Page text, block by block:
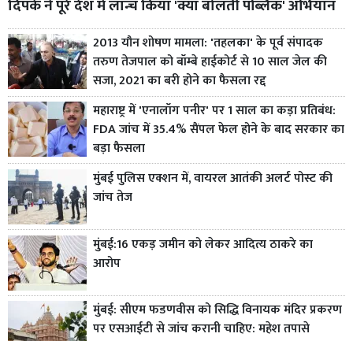
दिपके ने पूरे देश में लॉन्च किया 'क्या बोलती पब्लिक' अभियान
2013 यौन शोषण मामला: 'तहलका' के पूर्व संपादक
तरुण तेजपाल को बॉम्बे हाईकोर्ट से 10 साल जेल की
सजा, 2021 का बरी होने का फैसला रद्द
महाराष्ट्र में 'एनालॉग पनीर' पर 1 साल का कड़ा प्रतिबंध:
FDA जांच में 35.4% सैंपल फेल होने के बाद सरकार का
बड़ा फैसला
मुंबई पुलिस एक्शन में, वायरल आतंकी अलर्ट पोस्ट की
जांच तेज
मुंबई:16 एकड़ जमीन को लेकर आदित्य ठाकरे का
आरोप
मुंबई: सीएम फडणवीस को सिद्धि विनायक मंदिर प्रकरण
पर एसआईटी से जांच करानी चाहिए: महेश तपासे